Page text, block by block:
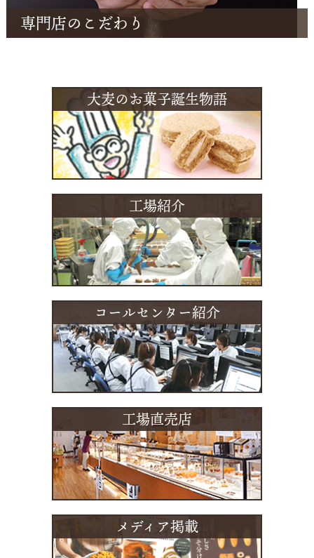
専門店のこだわり
大麦のお菓子誕生物語
工場紹介
コールセンター紹介
工場直売店
メディア掲載